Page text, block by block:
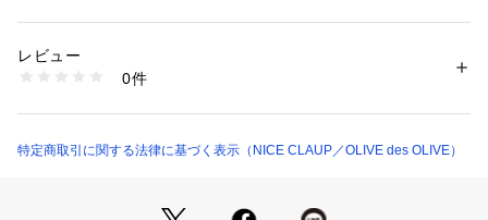
プリーツスカートは取り入れるだけでトレンドスタイルに仕上
げてくれます◎
Sサイズ、Ｍサイズの2サイズ展開でお作りしているのでお好き
素材：【グレー・ブラック】表地:ポリエステル65%、レーヨン32%  ポリ
【ドット】 表地:ポリエステル75%、レーヨン20% ポリウレタン5% 裏地:
ポリエステル100%
地:ポリエステル100%
商品番号：1087600001921 （モール）
レビュー
0件
特定商取引に関する法律に基づく表示（NICE CLAUP／OLIVE des OLIVE）